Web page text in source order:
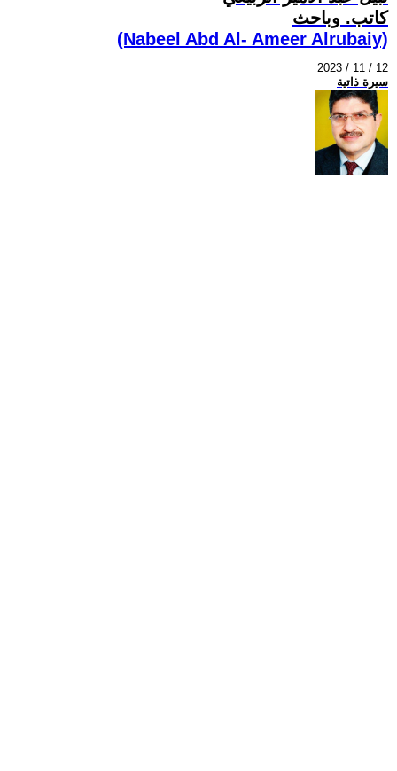
كاتب. وباحث
(Nabeel Abd Al- Ameer Alrubaiy)
2023 / 11 / 12
سيرة ذاتية